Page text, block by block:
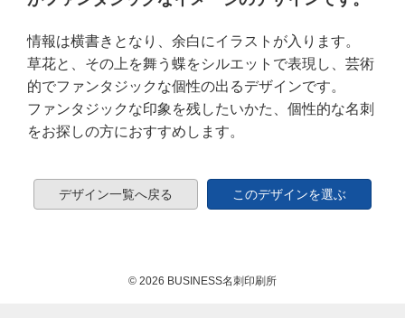
情報は横書きとなり、余白にイラストが入ります。
草花と、その上を舞う蝶をシルエットで表現し、芸術
的でファンタジックな個性の出るデザインです。
ファンタジックな印象を残したいかた、個性的な名刺
をお探しの方におすすめします。
デザイン一覧へ戻る このデザインを選ぶ
© 2026 BUSINESS名刺印刷所